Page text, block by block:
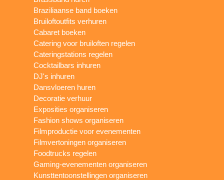
Braziliaanse band boeken
Bruiloftoutfits verhuren
Cabaret boeken
Catering voor bruiloften regelen
Cateringstations regelen
Cocktailbars inhuren
DJ's inhuren
Dansvloeren huren
Decoratie verhuur
Exposities organiseren
Fashion shows organiseren
Filmproductie voor evenementen
Filmvertoningen organiseren
Foodtrucks regelen
Gaming-evenementen organiseren
Kunsttentoonstellingen organiseren